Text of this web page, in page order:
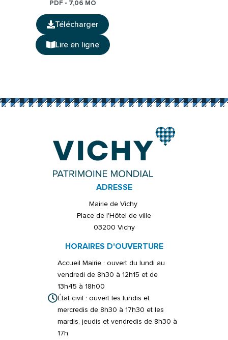
PDF - 7,06 MO
Télécharger
(ouverture dans un nouvel onglet)
Lire en ligne
ADRESSE
Mairie de Vichy
Place de l'Hôtel de ville
03200 Vichy
HORAIRES D'OUVERTURE
Accueil Mairie : ouvert du lundi au
vendredi de 8h30 à 12h15 et de
13h45 à 18h00
État civil : ouvert les lundis et
mercredis de 8h30 à 17h30 et les
mardis, jeudis et vendredis de 8h30 à
17h